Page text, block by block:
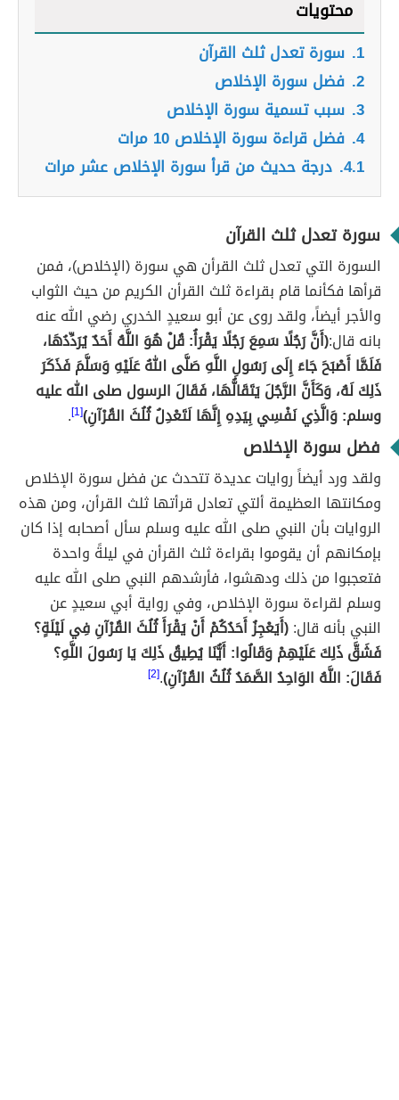
محتويات
1. سورة تعدل ثلث القرآن
2. فضل سورة الإخلاص
3. سبب تسمية سورة الإخلاص
4. فضل قراءة سورة الإخلاص 10 مرات
4.1. درجة حديث من قرأ سورة الإخلاص عشر مرات
سورة تعدل ثلث القرآن
السورة التي تعدل ثلث القرأن هي سورة (الإخلاص)، فمن
قرأها فكأنما قام بقراءة ثلث القرأن الكريم من حيث الثواب
والأجر أيضاً، ولقد روى عن أبو سعيدٍ الخدري رضي الله عنه
بانه قال:(أَنَّ رَجُلًا سَمِعَ رَجُلًا يَقْرَأُ: قُلْ هُوَ اللَّهُ أَحَدٌ يُرَدِّدُهَا،
فَلَمَّا أَصْبَحَ جَاءَ إِلَى رَسُولِ اللَّهِ صَلَّى اللهُ عَلَيْهِ وَسَلَّمَ فَذَكَرَ
ذَلِكَ لَهُ، وَكَأَنَّ الرَّجُلَ يَتَقَالُّهَا، فَقَالَ الرسول صلى الله عليه
وسلم: وَالَّذِي نَفْسِي بِيَدِهِ إِنَّهَا لَتَعْدِلُ ثُلُثَ القُرْآنِ)[1]
.
فضل سورة الإخلاص
ولقد ورد أيضاً روايات عديدة تتحدث عن فضل سورة الإخلاص
ومكانتها العظيمة ألتي تعادل قرأتها ثلث القرأن، ومن هذه
الروايات بأن النبي صلى الله عليه وسلم سأل أصحابه إذا كان
بإمكانهم أن يقوموا بقراءة ثلث القرأن في ليلةً واحدة
فتعجبوا من ذلك ودهشوا، فأرشدهم النبي صلى الله عليه
وسلم لقراءة سورة الإخلاص، وفي رواية أبي سعيدٍ عن
النبي بأنه قال:(أَيَعْجِزُ أَحَدُكُمْ أَنْ يَقْرَأَ ثُلُثَ القُرْآنِ فِي لَيْلَةٍ؟
فَشَقَّ ذَلِكَ عَلَيْهِمْ وَقَالُوا: أَيُّنَا يُطِيقُ ذَلِكَ يَا رَسُولَ اللَّهِ؟
فَقَالَ: اللَّهُ الوَاحِدُ الصَّمَدُ ثُلُثُ القُرْآنِ).
[2]